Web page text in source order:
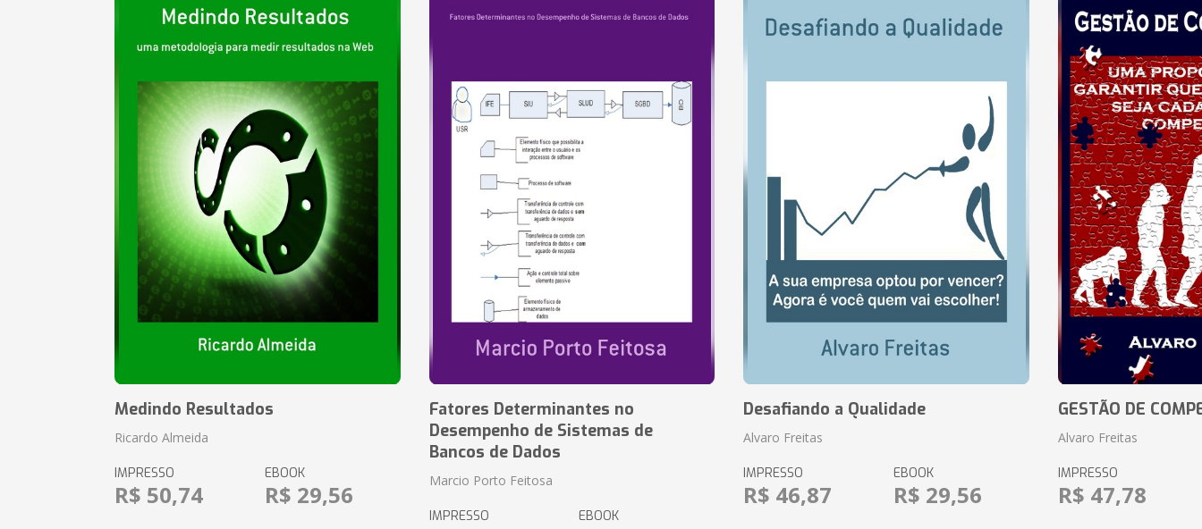
Medindo Resultados
Ricardo Almeida
IMPRESSO
R$ 50,74
EBOOK
R$ 29,56
Fatores Determinantes no
Desempenho de Sistemas de
Bancos de Dados
Marcio Porto Feitosa
IMPRESSO EBOOK
Desafiando a Qualidade
Alvaro Freitas
IMPRESSO
R$ 46,87
EBOOK
R$ 29,56
GESTÃO DE
Alvaro Freitas
IMPRESSO
R$ 47,78